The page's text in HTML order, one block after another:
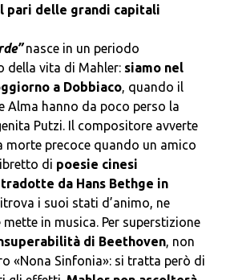
pari delle grandi capitali
nasce in un periodo
della vita di Mahler: siamo nel
a Dobbiaco, quando il
Alma hanno da poco perso la
Putzi. Il compositore avverte
morte precoce quando un amico
di poesie cinesi
da Hans Bethge in
i suoi stati d’animo, ne
mette in musica. Per superstizione
di Beethoven, non
«Nona Sinfonia»: si tratta però di